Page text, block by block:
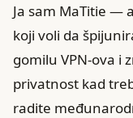
Ja sam MaTitie —
koji voli da
gomilu VPN-ova i
privatnost kad
radite